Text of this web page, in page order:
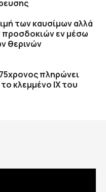
των καυσίμων αλλά
προσδοκιών εν μέσω
θερινών
πληρώνει
κλεμμένο ΙΧ του